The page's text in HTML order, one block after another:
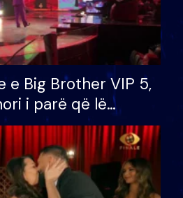
e Big Brother VIP 5,
i parë që lë
mundësinë për
e madh